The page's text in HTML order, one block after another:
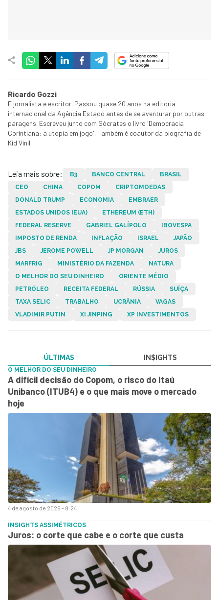
Ricardo Gozzi
É jornalista e escritor. Passou quase 20 anos na editoria
internacional da Agência Estado antes de se aventurar por outras
paragens. Escreveu junto com Sócrates o livro 'Democracia
Corintiana: a utopia em jogo'. Também é coautor da biografia de
Kid Vinil.
Leia mais sobre: B3 BANCO CENTRAL
BRASIL
CEO
CHINA COPOM
CRIPTOMOEDAS
DONALD TRUMP
ECONOMIA
EMBRAER
ESTADOS UNIDOS (EUA)
ETHEREUM (ETH)
FEDERAL RESERVE
GABRIEL GALÍPOLO
IBOVESPA
IMPOSTO DE RENDA
INFLAÇÃO ISRAEL
JAPÃO
JBS
JEROME POWELL JP MORGAN
JUROS
MARFRIG
MINISTÉRIO DA FAZENDA
NATURA
O MELHOR DO SEU DINHEIRO
ORIENTE MÉDIO
PETRÓLEO
RECEITA FEDERAL RÚSSIA
SUÍÇA
TAXA SELIC
TRABALHO UCRÂNIA
VAGAS
VLADIMIR PUTIN
XI JINPING XP INVESTIMENTOS
ÚLTIMAS IN$IGHTS
4 de agosto de 2026 - 8:24
O MELHOR DO SEU DINHEIRO
A difícil decisão do Copom, o risco do Itaú
Unibanco (ITUB4) e o que mais move o mercado
hoje
INSIGHTS ASSIMÉTRICOS
Juros: o corte que cabe e o corte que custa